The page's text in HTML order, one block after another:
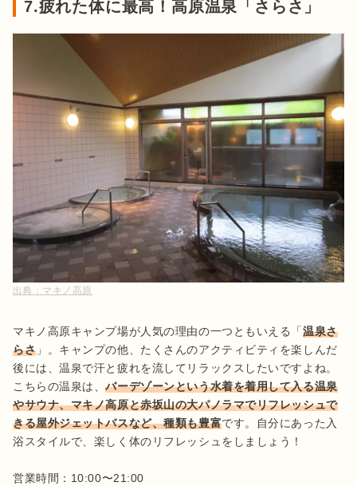
7.疲れた体に最高！高原温泉「さらさ」
出典： マキノ高原
マキノ高原キャンプ場が人気の理由の一つともいえる「温泉さ
らさ 」。キャンプの他、たくさんのアクティビティを楽しんだ
後には、温泉で汗と疲れを流してリラックスしたいですよね。
こちらの温泉は、バーデゾーンという水着を着用して入る温泉
やサウナ、マキノ高原と赤坂山の大パノラマでリフレッシュで
きる屋外ジェットバスなど、種類も豊富です。自分にあった入
浴スタイルで、楽しく体のリフレッシュをしましょう！
営業時間：10:00〜21:00